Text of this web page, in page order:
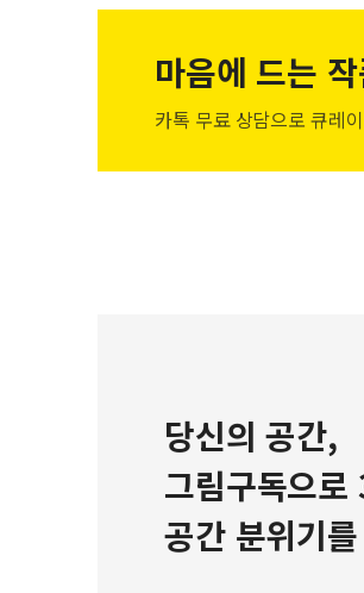
마음에 드는
카톡 무료 상담으로 큐레
당신의 공간,
그림구독으로
공간 분위기